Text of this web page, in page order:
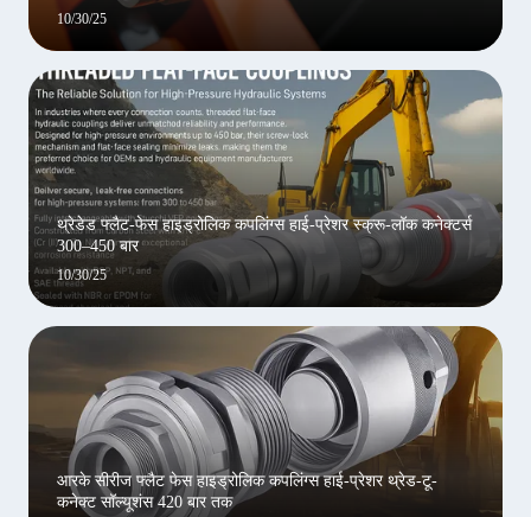
10/30/25
थ्रेडेड फ्लैट-फेस हाइड्रोलिक कपलिंग्स हाई-प्रेशर स्क्रू-लॉक कनेक्टर्स
300–450 बार
10/30/25
आरके सीरीज फ्लैट फेस हाइड्रोलिक कपलिंग्स हाई-प्रेशर थ्रेड-टू-
कनेक्ट सॉल्यूशंस 420 बार तक